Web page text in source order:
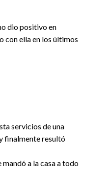
dio positivo en
con ella en los últimos
servicios de una
finalmente resultó
a la casa a todo